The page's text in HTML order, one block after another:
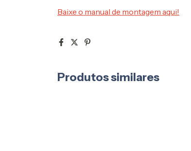
Baixe o manual de montagem aqui!
Produtos similares